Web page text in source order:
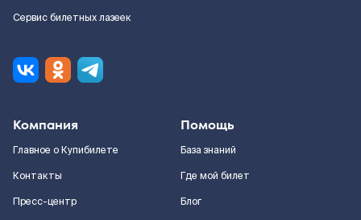
Сервис билетных лазеек
Компания
Главное о Купибилете
Контакты
Пресс-центр
Помощь
База знаний
Где мой билет
Блог